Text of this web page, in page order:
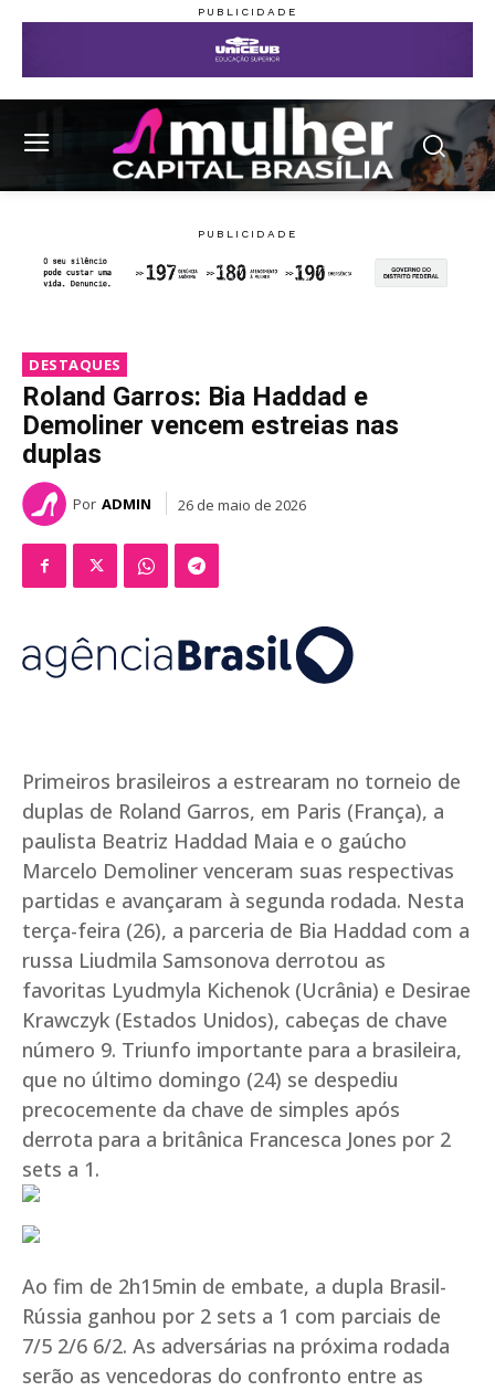
DESTAQUES
Roland Garros: Bia Haddad e
Demoliner vencem estreias nas
duplas
Por ADMIN 26 de maio de 2026
Primeiros brasileiros a estrearam no torneio de
duplas de Roland Garros, em Paris (França), a
paulista Beatriz Haddad Maia e o gaúcho
Marcelo Demoliner venceram suas respectivas
partidas e avançaram à segunda rodada. Nesta
terça-feira (26), a parceria de Bia Haddad com a
russa Liudmila Samsonova derrotou as
favoritas Lyudmyla Kichenok (Ucrânia) e Desirae
Krawczyk (Estados Unidos), cabeças de chave
número 9. Triunfo importante para a brasileira,
que no último domingo (24) se despediu
precocemente da chave de simples após
derrota para a britânica Francesca Jones por 2
sets a 1.
Ao fim de 2h15min de embate, a dupla Brasil-
Rússia ganhou por 2 sets a 1 com parciais de
7/5 2/6 6/2. As adversárias na próxima rodada
serão as vencedoras do confronto entre as